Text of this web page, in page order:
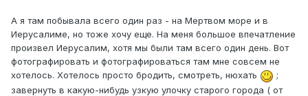
А я там побывала всего один раз - на Мертвом море и в
Иерусалиме, но тоже хочу еще. На меня большое впечатление
произвел Иерусалим, хотя мы были там всего один день. Вот
фотографировать и фотографироваться там мне совсем не
хотелось. Хотелось просто бродить, смотреть, нюхать
;
завернуть в какую-нибудь узкую улочку старого города ( от